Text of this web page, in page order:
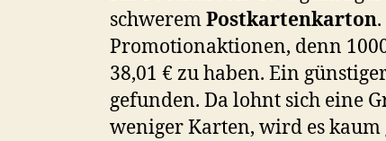
schweremPostkartenkarton
Promotionaktionen, denn
38,01 € zu haben. Ein
gefunden. Da lohnt sich eine
weniger Karten, wird es kaum